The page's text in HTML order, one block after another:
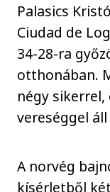
Palasics
Ciudad de
34-28-ra
otthonában.
négy
vereséggel
A norvég
kísérletből